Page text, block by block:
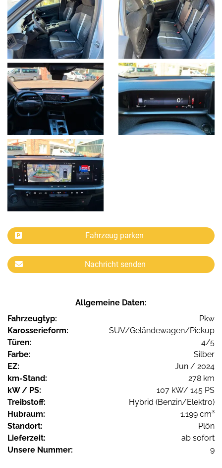
Fahrzeug parken
Nachricht senden
Allgemeine Daten:
Fahrzeugtyp:
Pkw
Karosserieform:
SUV/Geländewagen/Pickup
Türen:
4/5
Farbe:
Silber
EZ:
Jun / 2024
km-Stand:
278 km
kW / PS:
107 kW/ 145 PS
Treibstoff:
Hybrid (Benzin/Elektro)
Hubraum:
1.199 cm³
Standort:
Plön
Lieferzeit:
ab sofort
Unsere Nummer:
9